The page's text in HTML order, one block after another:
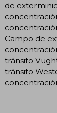
de
Campo de
tránsito
tránsito